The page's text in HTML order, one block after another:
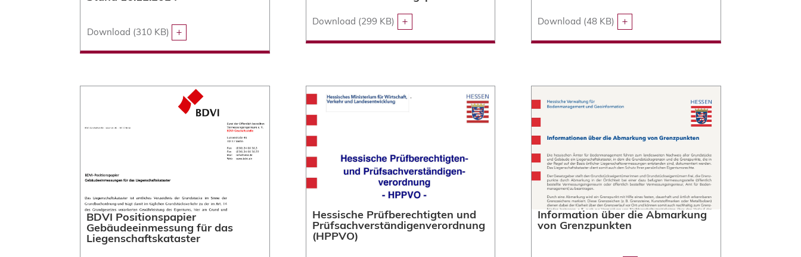
Download (310 KB)
Download (299 KB) Download (48 KB)
BDVI Positionspapier
Gebäudeeinmessung für das
Liegenschaftskataster
Hessische Prüfberechtigten und
Prüfsachverständigenver­ordnung
(HPPVO)
Information über die Abmarkung
von Grenzpunkten